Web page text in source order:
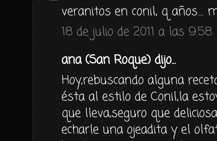
veranitos en conil, q años....
18 de julio de 2011 a las 9:58
ana (San Roque) dijo...
Hoy,rebuscando alguna
ésta al estilo de Conil,la
que lleva,seguro que
echarle una ojeadita y el